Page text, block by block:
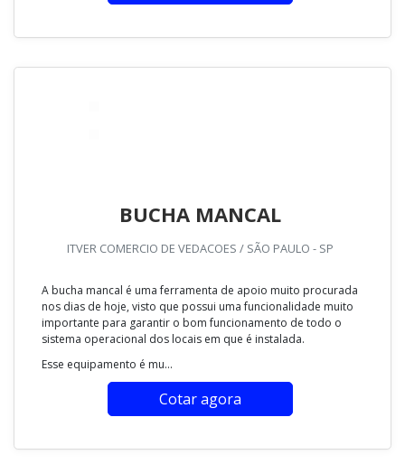
BUCHA MANCAL
ITVER COMERCIO DE VEDACOES / SÃO PAULO - SP
A bucha mancal é uma ferramenta de apoio muito procurada
nos dias de hoje, visto que possui uma funcionalidade muito
importante para garantir o bom funcionamento de todo o
sistema operacional dos locais em que é instalada.
Esse equipamento é mu...
Cotar agora